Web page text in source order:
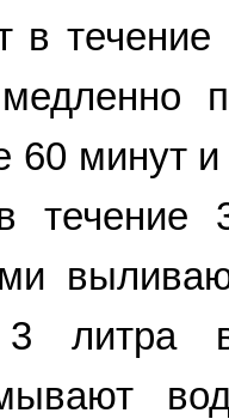
в
60 минут
течение
литра